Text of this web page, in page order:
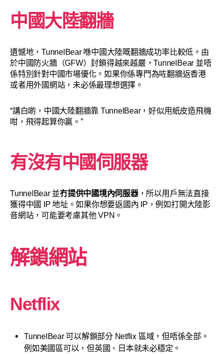
中國大陸翻牆
遺憾地，TunnelBear 喺中國大陸嘅翻牆成功率比較低。由
於中國防火牆（GFW）封鎖得越來越嚴，TunnelBear 並唔
係特別針對中國市場優化。如果你係專門為咗翻牆返香港
或者用外國網站，未必係最理想選擇。
“講白啲，中國大陸翻牆靠 TunnelBear，好似用紙皮造飛機
咁，飛得起算你贏。”
有沒有中國伺服器
TunnelBear 並冇提供中國境內伺服器，所以用戶無法直接
獲得中國 IP 地址。如果你想要返國內 IP，例如打開大陸影
音網站，可能要考慮其他 VPN。
解鎖網站
Netflix
TunnelBear 可以解鎖部分 Netflix 區域，但唔係全部。
例如美國區可以，但英國、日本就未必穩定。